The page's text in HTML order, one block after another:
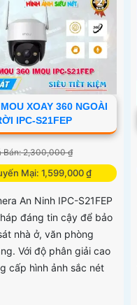
XOAY 360 NGOÀI
IPC-S21FEP
Bán: 2,300,000 ₫
Mại: 1,599,000 ₫
An Ninh IPC-S21FEP
đáng tin cậy để bảo
nhà ở, văn phòng
Với độ phân giải cao
cấp hình ảnh sắc nét